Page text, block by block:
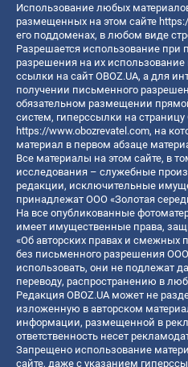
Использование любых
размещенных на этом сайте
его поддоменах, в любом виде
Разрешается использование при
разрешения на их использование
ссылки на сайт OBOZ.UA, а для
получении письменного
обязательном размещении
систем, гиперссылки на страницу
https://www.obozrevatel.com, на
материал в первом абзаце
Все материалы на этом сайте, в
исследования – служебные
редакции, исключительные
принадлежат ООО «Золотая
На все опубликованные
имеет имущественные права,
«Об авторских правах и смежных
без письменного разрешения
использовать, они не подлежат
переводу, распространению в
Редакция OBOZ.UA может не
изложенную в авторском
информации, размещенной в
ответственность несет
Запрещено использование
сайте, даже с указанием